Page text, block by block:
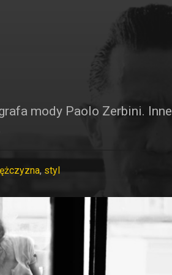
mody Paolo Zerbini. Inne
, styl